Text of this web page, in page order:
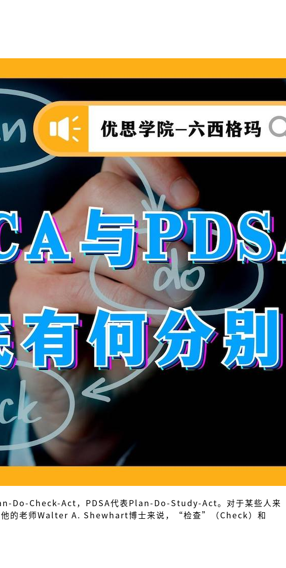
Do-Check-Act，PDSA代表Plan-Do-Study-Act。对于某些人来
的老师Walter A. Shewhart博士来说，“检查”（Check）和